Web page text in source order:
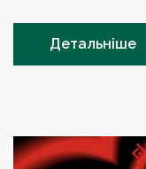
Детальніше